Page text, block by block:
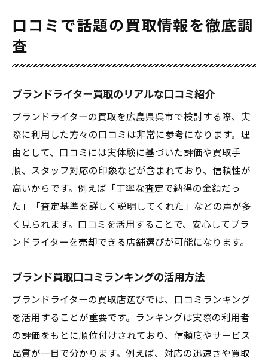
口コミで話題の買取情報を徹底調
査
ブランドライター買取のリアルな口コミ紹介
ブランドライターの買取を広島県呉市で検討する際、実
際に利用した方々の口コミは非常に参考になります。理
由として、口コミには実体験に基づいた評価や買取手
順、スタッフ対応の印象などが含まれており、信頼性が
高いからです。例えば「丁寧な査定で納得の金額だっ
た」「査定基準を詳しく説明してくれた」などの声が多
く見られます。口コミを活用することで、安心してブラ
ンドライターを売却できる店舗選びが可能になります。
ブランド買取口コミランキングの活用方法
ブランドライターの買取店選びでは、口コミランキング
を活用することが重要です。ランキングは実際の利用者
の評価をもとに順位付けされており、信頼度やサービス
品質が一目で分かります。例えば、対応の迅速さや買取